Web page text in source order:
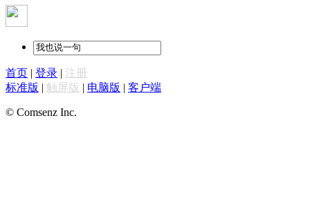
首页 | 登录 | 注册
标准版 | 触屏版 | 电脑版 | 客户端
© Comsenz Inc.